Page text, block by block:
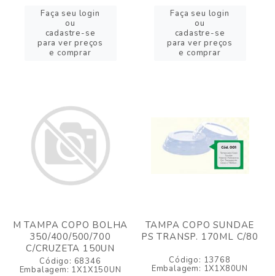
Faça seu login
ou
cadastre-se
para ver preços
e comprar
Faça seu login
ou
cadastre-se
para ver preços
e comprar
M TAMPA COPO BOLHA
350/400/500/700
C/CRUZETA 150UN
Código: 68346
Embalagem: 1X1X150UN
TAMPA COPO SUNDAE
PS TRANSP. 170ML C/80
Código: 13768
Embalagem: 1X1X80UN